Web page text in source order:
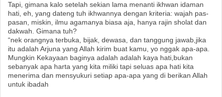
Tapi, gimana kalo setelah sekian lama menanti ikhwan idaman
hati, eh, yang dateng tuh ikhwannya dengan kriteria: wajah pas-
pasan, miskin, ilmu agamanya biasa aja, hanya rajin sholat dan
dakwah. Gimana tuh?
“nek orangnya terbuka, bijak, dewasa, dan tanggung jawab,jika
itu adalah Arjuna yang Allah kirim buat kamu, yo nggak apa-apa.
Mungkin Kekayaan baginya adalah adalah kaya hati,bukan
sebanyak apa harta yang kita miliki tapi seluas apa hati kita
menerima dan mensyukuri setiap apa-apa yang di berikan Allah
untuk ibadah